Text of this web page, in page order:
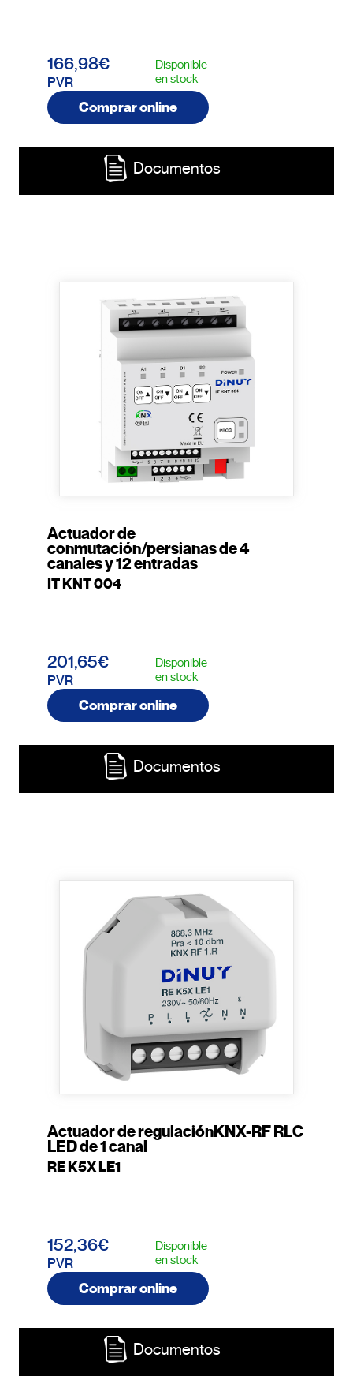
166,98€
PVR
Disponible
en stock
Comprar online
Documentos
Actuador de
conmutación/persianas de 4
canales y 12 entradas
IT KNT 004
201,65€
PVR
Disponible
en stock
Comprar online
Documentos
Actuador de regulaciónKNX-RF RLC
LED de 1 canal
RE K5X LE1
152,36€
PVR
Disponible
en stock
Comprar online
Documentos